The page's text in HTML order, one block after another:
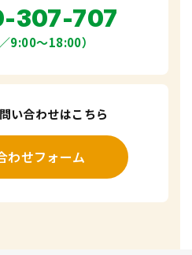
307-707
9:00〜18:00）
い合わせはこちら
わせフォーム